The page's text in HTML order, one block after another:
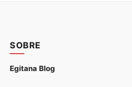
SOBRE
Egitana Blog